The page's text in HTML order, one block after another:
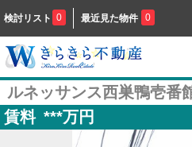
検討リスト 0 最近見た物件 0
ルネッサンス西巣鴨壱番
賃料 ***万円